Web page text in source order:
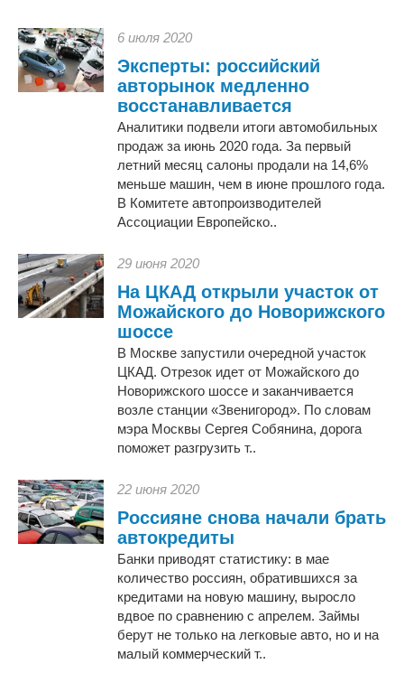
6 июля 2020
Эксперты: российский
авторынок медленно
восстанавливается
Аналитики подвели итоги автомобильных
продаж за июнь 2020 года. За первый
летний месяц салоны продали на 14,6%
меньше машин, чем в июне прошлого года.
В Комитете автопроизводителей
Ассоциации Европейско..
29 июня 2020
На ЦКАД открыли участок от
Можайского до Новорижского
шоссе
В Москве запустили очередной участок
ЦКАД. Отрезок идет от Можайского до
Новорижского шоссе и заканчивается
возле станции «Звенигород». По словам
мэра Москвы Сергея Собянина, дорога
поможет разгрузить т..
22 июня 2020
Россияне снова начали брать
автокредиты
Банки приводят статистику: в мае
количество россиян, обратившихся за
кредитами на новую машину, выросло
вдвое по сравнению с апрелем. Займы
берут не только на легковые авто, но и на
малый коммерческий т..